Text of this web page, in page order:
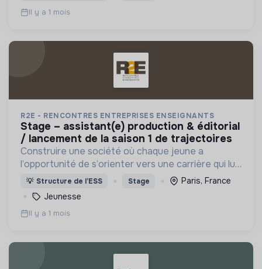
Il y a 1 mois
R2E - RENCONTRES ENTREPRISES ENSEIGNANTS
stage – assistant(e) production & éditorial
/ lancement de la saison 1 de trajectoires
Construire une société où chaque jeune a
l’opportunité de s’orienter vers une carrière qui lui
correspond pleinement, en étant bien informé et
soutenu dans ses choix.
💡 Structure de l’ESS Stage
Paris, France
Jeunesse
Il y a 1 mois